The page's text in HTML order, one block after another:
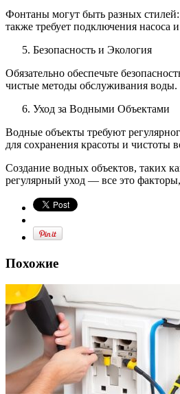
Фонтаны могут быть разных
также требует подключения насоса
Безопасность и Экология
Обязательно обеспечьте
чистые методы обслуживания воды.
Уход за Водными Объектами
Водные объекты требуют
для сохранения красоты и чистоты
Создание водных объектов, таких
регулярный уход — все это
Похожие